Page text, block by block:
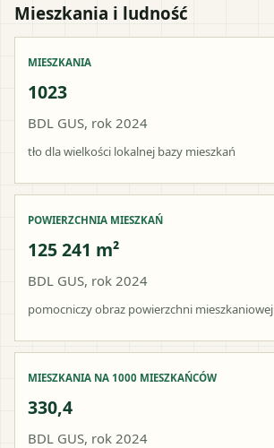
Mieszkania i ludność
MIESZKANIA
1023
BDL GUS, rok 2024
tło dla wielkości lokalnej bazy mieszkań
POWIERZCHNIA MIESZKAŃ
125 241 m²
BDL GUS, rok 2024
pomocniczy obraz powierzchni mieszkaniowej
MIESZKANIA NA 1000 MIESZKAŃCÓW
330,4
BDL GUS, rok 2024